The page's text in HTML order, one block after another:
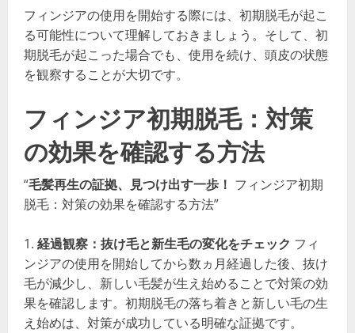
フィンジアの使用を開始する際には、初期脱毛が起こ
る可能性について理解しておきましょう。そして、初
期脱毛が起こった場合でも、使用を続け、頭皮の状態
を観察することが大切です。
フィンジア初期脱毛：対策
の効果を確認する方法
“毛髪再生の証拠、見つけ出す一歩！ フィンジア初期
脱毛：対策の効果を確認する方法”
経過観察：抜け毛と新生毛の変化をチェック フィ
ンジアの使用を開始してから数ヵ月経過した後、抜け
毛が減少し、新しい毛髪が生え始めることで対策の効
果を確認します。初期脱毛の落ち着きと新しい毛の生
え始めは、対策が成功している明確な証拠です。